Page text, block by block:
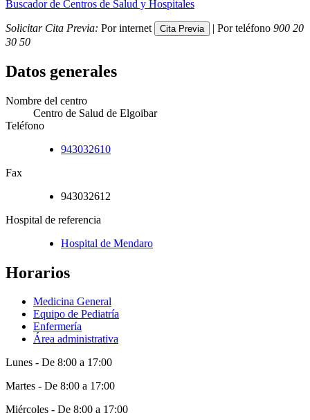
Buscador de Centros de Salud y Hospitales
Solicitar Cita Previa: Por internet | Por teléfono 900 20
30 50
Datos generales
Nombre del centro
Centro de Salud de Elgoibar
Teléfono
943032610
Fax
943032612
Hospital de referencia
Hospital de Mendaro
Horarios
Medicina General
Equipo de Pediatría
Enfermería
Área administrativa
Lunes - De 8:00 a 17:00
Martes - De 8:00 a 17:00
Miércoles - De 8:00 a 17:00